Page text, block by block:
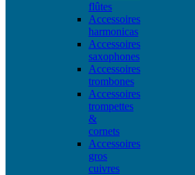
flûtes
Accessoires
harmonicas
Accessoires
saxophones
Accessoires
trombones
Accessoires
trompettes
&
cornets
Accessoires
gros
cuivres